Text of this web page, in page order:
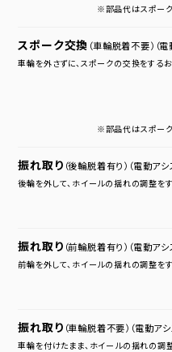
※部品代はスポーク
スポーク交換 （車輪脱着不要） （
車輪を外さずに、スポークの交換をするお
※部品代はスポーク
振れ取り （後輪脱着有り） （電動アシ
後輪を外して、ホイールの揺れの調整を
振れ取り （前輪脱着有り） （電動アシ
前輪を外して、ホイールの揺れの調整を
振れ取り （車輪脱着不要） （電動アシ
車輪を付けたまま、ホイールの揺れの調